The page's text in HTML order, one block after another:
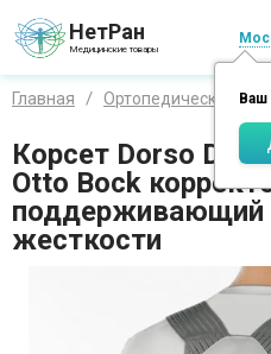
НетРан
Медицинские товары
Ваш
Главная Ортопедические
Корсет Dorso
Otto Bock
поддерживающий
жесткости